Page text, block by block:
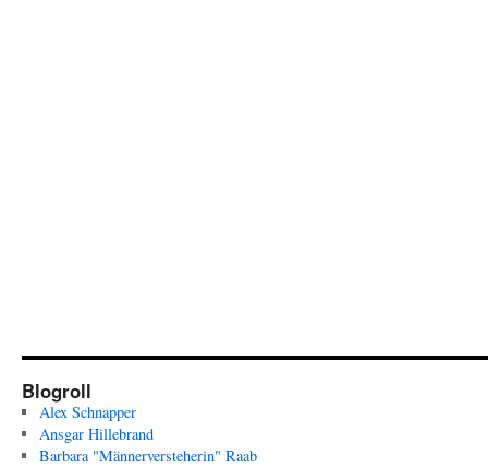
Blogroll
Alex Schnapper
Ansgar Hillebrand
Barbara "Männerversteherin" Raab